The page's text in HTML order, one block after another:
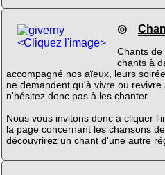
<Cliquez l'image>
◎
Chants de
chants à
accompagné nos aïeux, leurs
ne demandent qu'à vivre ou
n'hésitez donc pas à les chanter.
Nous vous invitons donc à cliquer
la page concernant les chansons de
découvrirez un chant d'une autre